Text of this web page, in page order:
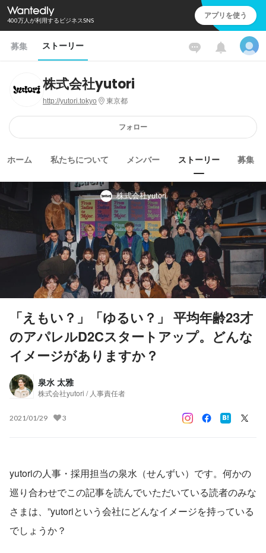
400万人が利用するビジネスSNS アプリを使う
募集 ストーリー
株式会社yutori
http://yutori.tokyo 東京都
フォロー
ホーム 私たちについて メンバー ストーリー 募集
株式会社yutori
「えもい？」「ゆるい？」 平均年齢23才
のアパレルD2Cスタートアップ。どんな
イメージがありますか？
泉水 太雅
株式会社yutori / 人事責任者
2021/01/29 3
yutoriの人事・採用担当の泉水（せんずい）です。何かの
巡り合わせでこの記事を読んでいただいている読者のみな
さまは、”yutoriという会社にどんなイメージを持っている
でしょうか？